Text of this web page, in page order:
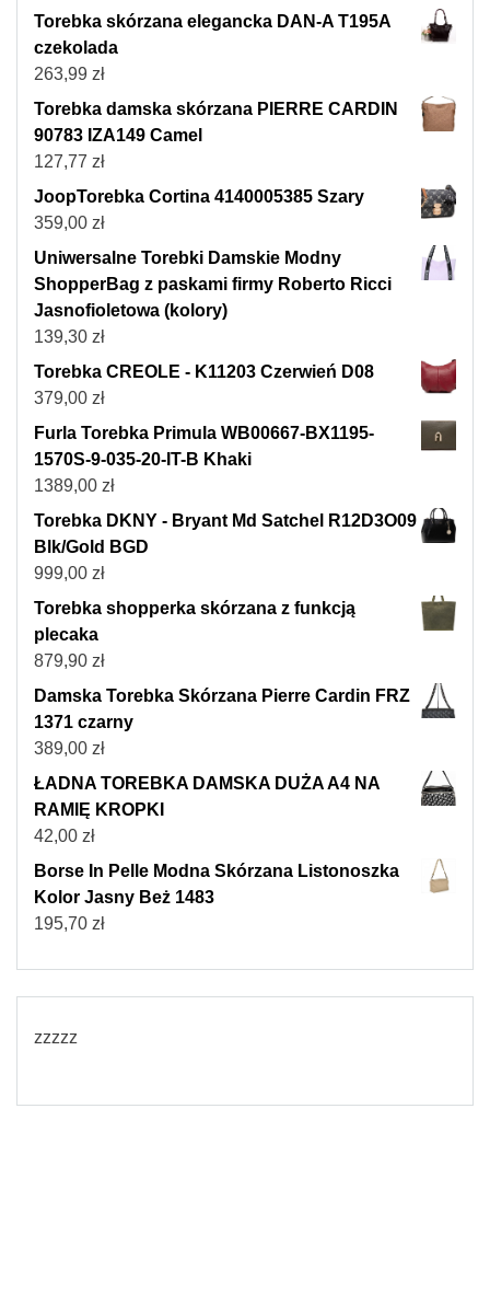
Torebka skórzana elegancka DAN-A T195A
czekolada
263,99 zł
Torebka damska skórzana PIERRE CARDIN
90783 IZA149 Camel
127,77 zł
JoopTorebka Cortina 4140005385 Szary
359,00 zł
Uniwersalne Torebki Damskie Modny
ShopperBag z paskami firmy Roberto Ricci
Jasnofioletowa (kolory)
139,30 zł
Torebka CREOLE - K11203 Czerwień D08
379,00 zł
Furla Torebka Primula WB00667-BX1195-
1570S-9-035-20-IT-B Khaki
1389,00 zł
Torebka DKNY - Bryant Md Satchel R12D3O09
Blk/Gold BGD
999,00 zł
Torebka shopperka skórzana z funkcją
plecaka
879,90 zł
Damska Torebka Skórzana Pierre Cardin FRZ
1371 czarny
389,00 zł
ŁADNA TOREBKA DAMSKA DUŻA A4 NA
RAMIĘ KROPKI
42,00 zł
Borse In Pelle Modna Skórzana Listonoszka
Kolor Jasny Beż 1483
195,70 zł
zzzzz